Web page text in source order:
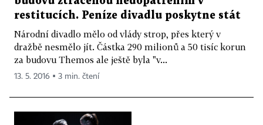
restitucích. Peníze divadlu poskytne stát
Národní divadlo mělo od vlády strop, přes který v
dražbě nesmělo jít. Částka 290 milionů a 50 tisíc korun
za budovu Themos ale ještě byla "v...
13. 5. 2016 ▪ 3 min. čtení